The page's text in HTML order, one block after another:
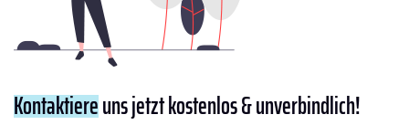
Kontaktiereuns jetzt kostenlos & unverbindlich!